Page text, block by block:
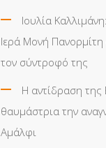
Ιουλία
Ιερά Μονή
τον σύντροφό της
Η αντίδραση της
θαυμάστρια την
Αμάλφι